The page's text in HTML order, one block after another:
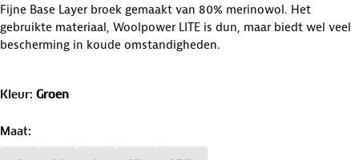
Fijne Base Layer broek gemaakt van 80% merinowol. Het
gebruikte materiaal, Woolpower LITE is dun, maar biedt wel veel
bescherming in koude omstandigheden.
Kleur: Groen
Maat: